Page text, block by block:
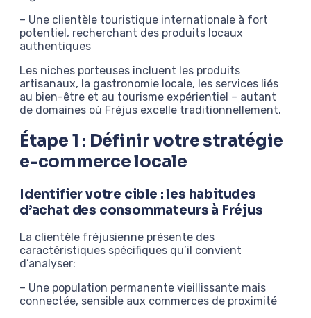
– Une clientèle touristique internationale à fort
potentiel, recherchant des produits locaux
authentiques
Les niches porteuses incluent les produits
artisanaux, la gastronomie locale, les services liés
au bien-être et au tourisme expérientiel – autant
de domaines où Fréjus excelle traditionnellement.
Étape 1 : Définir votre stratégie
e-commerce locale
Identifier votre cible : les habitudes
d’achat des consommateurs à Fréjus
La clientèle fréjusienne présente des
caractéristiques spécifiques qu’il convient
d’analyser:
– Une population permanente vieillissante mais
connectée, sensible aux commerces de proximité